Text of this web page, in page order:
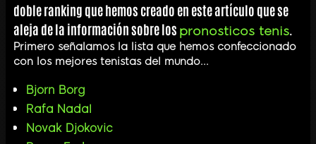
doble ranking que hemos creado en este artículo que se
aleja de la información sobre los pronosticos tenis
Primero señalamos la lista que hemos confeccionado
con los mejores tenistas del mundo...
Bjorn Borg
Rafa Nadal
Novak Djokovic